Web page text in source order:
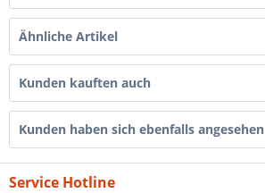
Ähnliche Artikel
Kunden kauften auch
Kunden haben sich ebenfalls angesehen
Service Hotline